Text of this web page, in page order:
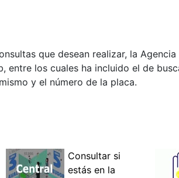
que desean realizar, la
los cuales ha incluido el de
y el número de la placa.